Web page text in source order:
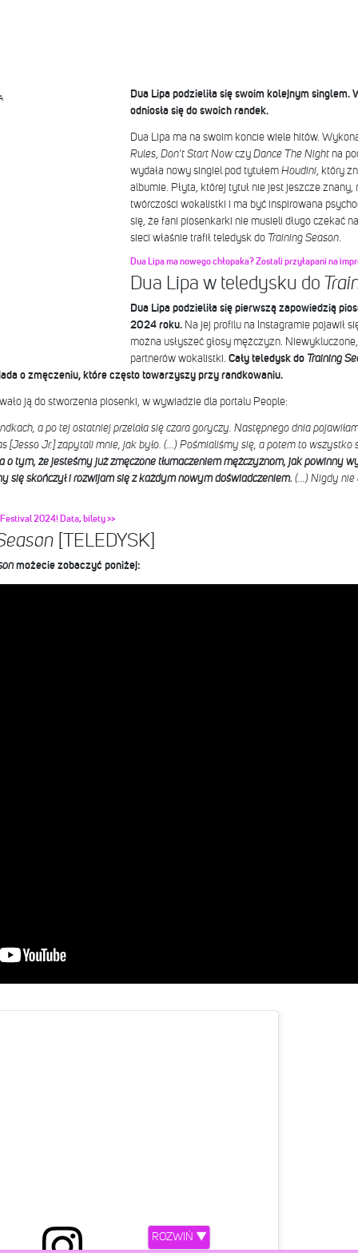
Dua Lipa podzieliła się swoim kolejnym singlem.
odniosła się do swoich randek.
Dua Lipa ma na swoim koncie wiele hitów.
Rules, Don't Start Nowczy Dance The Night na
wydała nowy singiel pod tytułem Houdini, który
albumie. Płyta, której tytuł nie jest jeszcze
twórczości wokalistki i ma być inspirowana
się, że fani piosenkarki nie musieli długo czekać
sieci właśnie trafił teledysk do Training Season.
Dua Lipa ma nowego chłopaka? Zostali przyłapani na
Dua Lipa w teledysku do
Dua Lipa podzieliła się pierwszą zapowiedzią
2024 roku.Na jej profilu na Instagramie pojawił
można usłyszeć głosy mężczyzn.
partnerów wokalistki. Cały teledysk do Training
o zmęczeniu, które często towarzyszy przy randkowaniu.
ją do stworzenia piosenki, w wywiadzie dla portalu People:
a po tej ostatniej przelała się czara goryczy. Następnego dnia
[Jesso Jr.] zapytali mnie, jak było. (...) Pośmialiśmy się, a potem to wszystko
o tym, że jesteśmy już zmęczone tłumaczeniem mężczyznom, jak powinny
się skończył i rozwijam się z każdym nowym doświadczeniem. (...) Nigdy nie
2024! Data, bilety >>
[TELEDYSK]
możecie zobaczyć poniżej:
ROZWIŃ ▼